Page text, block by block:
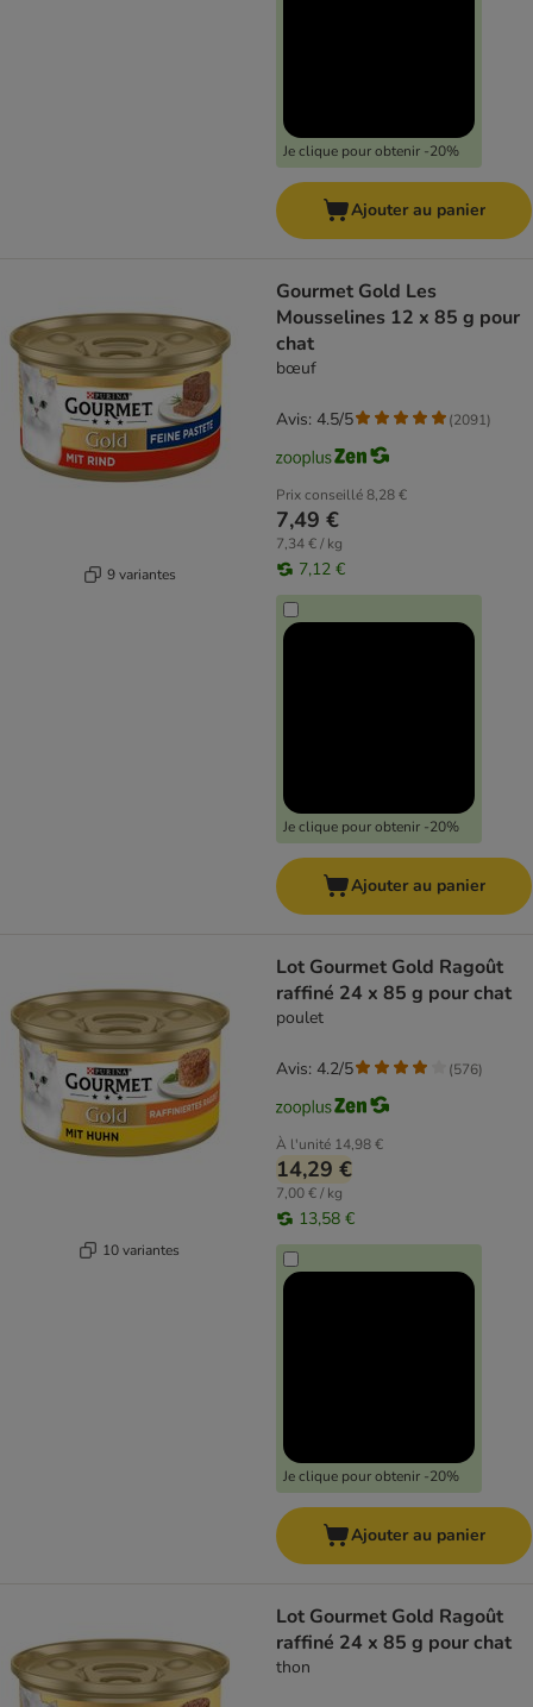
Je clique pour obtenir -20%
Ajouter au panier
9 variantes
Gourmet Gold Les
Mousselines 12 x 85 g pour
chat
bœuf
Prix conseillé8,28 €
7,49 €
7,34 € / kg
7,12 €
Je clique pour obtenir -20%
Avis: 4.5/5 (2091)
Ajouter au panier
10 variantes
Lot Gourmet Gold Ragoût
raffiné 24 x 85 g pour chat
poulet
À l'unité 14,98 €
14,29 €
7,00 € / kg
13,58 €
Je clique pour obtenir -20%
Avis: 4.2/5 (576)
Ajouter au panier
Lot Gourmet Gold Ragoût
raffiné 24 x 85 g pour chat
thon